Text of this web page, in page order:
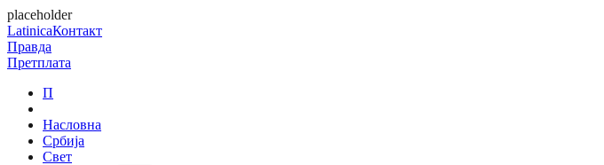
placeholder
LatinicaКонтакт
Правда
Претплата
П
Насловна
Србија
Свет